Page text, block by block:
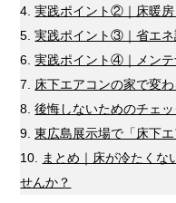
実践ポイント②｜床暖
実践ポイント③｜省エ
実践ポイント④｜メンテ
床下エアコンの家で変
後悔しないためのチェッ
東広島展示場で「床下
まとめ｜床が冷たくな
せんか？